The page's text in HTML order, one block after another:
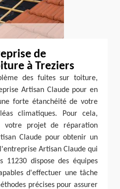
de
à Treziers
des fuites sur toiture,
Artisan Claude pour en
forte étanchéité de votre
climatiques. Pour cela,
votre projet de réparation
Claude pour obtenir un
Artisan Claude qui
11230 dispose des équipes
d'effectuer une tâche
précises pour assurer